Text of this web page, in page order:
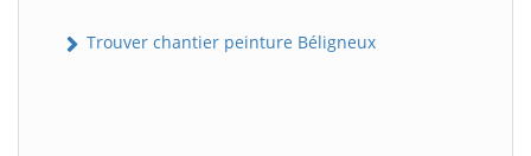
Trouver chantier peinture Béligneux